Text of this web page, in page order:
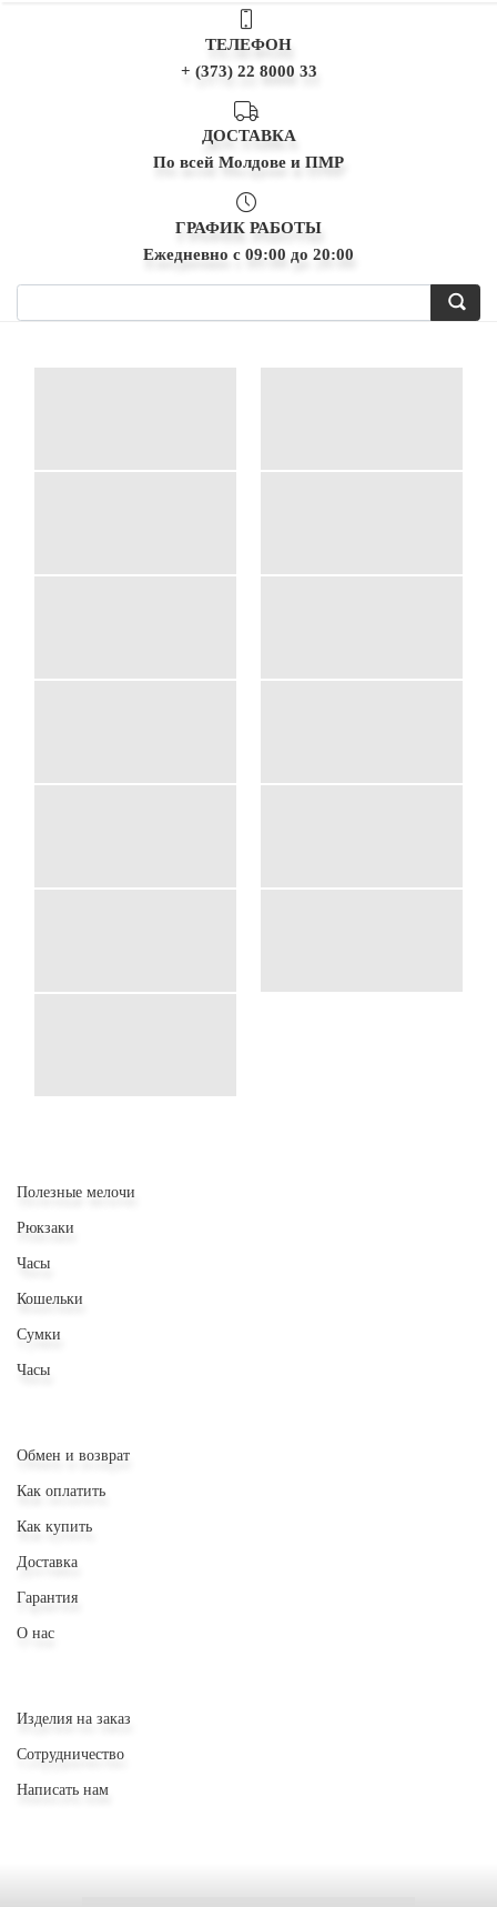
ТЕЛЕФОН
+ (373) 22 8000 33
ДОСТАВКА
По всей Молдове и ПМР
ГРАФИК РАБОТЫ
Ежедневно с 09:00 до 20:00
Полезные мелочи
Рюкзаки
Часы
Кошельки
Сумки
Часы
Обмен и возврат
Как оплатить
Как купить
Доставка
Гарантия
О нас
Изделия на заказ
Сотрудничество
Написать нам